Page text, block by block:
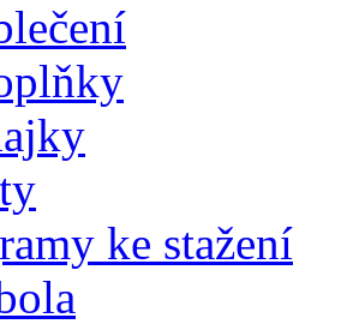
ke stažení